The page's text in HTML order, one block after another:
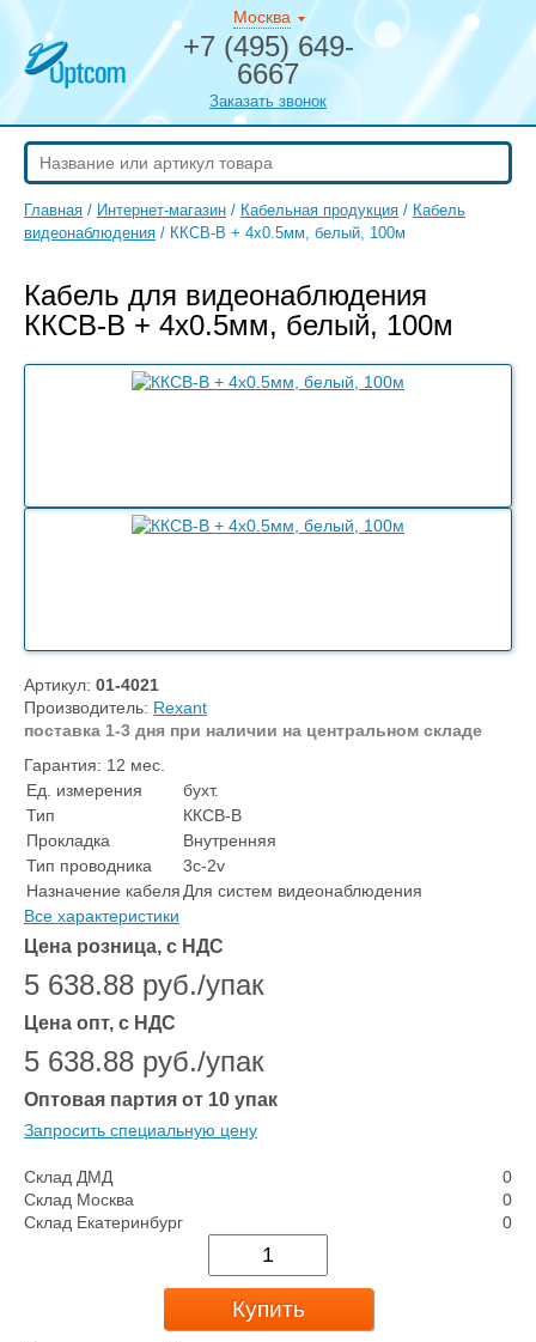
Москва
+7 (495) 649-
6667
Заказать звонок
Главная / Интернет-магазин / Кабельная продукция / Кабель
видеонаблюдения / ККСВ-В + 4х0.5мм, белый, 100м
Кабель для видеонаблюдения
ККСВ-В + 4х0.5мм, белый, 100м
Артикул: 01-4021
Производитель: Rexant
поставка 1-3 дня при наличии на центральном складе
Гарантия: 12 мес.
Ед. измерения
бухт.
Тип
ККСВ-В
Прокладка
Внутренняя
Тип проводника
3с-2v
Назначение кабеля Для систем видеонаблюдения
Все характеристики
Цена розница, с НДС
5 638.88 руб./упак
Цена опт, с НДС
5 638.88 руб./упак
Оптовая партия от 10 упак
Запросить специальную цену
Склад ДМД
0
Склад Москва
0
Склад Екатеринбург
0
Купить